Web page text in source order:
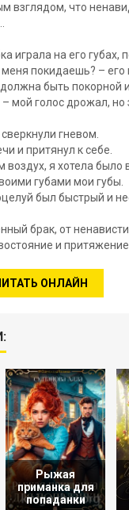
взглядом, что
играла на его губах,
покидаешь? –
быть покорной
мой голос дрожал, но
гневом.
и притянул к себе.
я хотела было
губами мои губы.
был быстрый и
брак, от
и притяжение
ОНЛАЙН
Рыжая
приманка для
попаданки